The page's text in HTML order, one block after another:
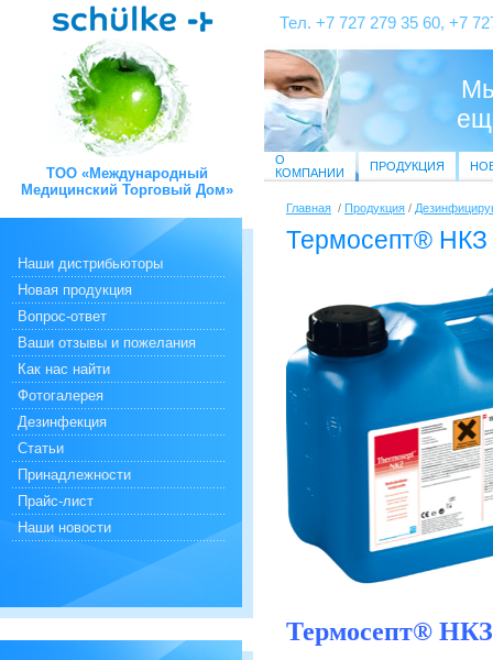
ТОО «Международный
Медицинский Торговый Дом»
Наши дистрибьюторы
Новая продукция
Вопрос-ответ
Ваши отзывы и пожелания
Как нас найти
Фотогалерея
Дезинфекция
Статьи
Принадлежности
Прайс-лист
Наши новости
Тел. +7 727 279 35 60, +7
О
КОМПАНИИ
ПРОДУКЦИЯ
Главная / Продукция /
Термосепт® НКЗ
Термосепт® НКЗ